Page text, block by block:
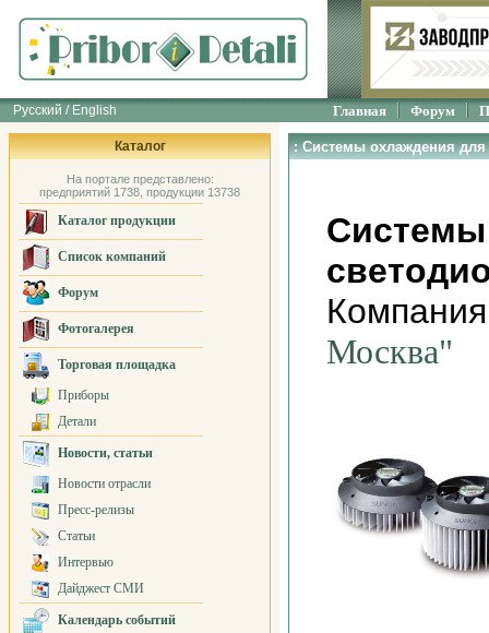
Русский / English Главная Форум
Каталог
На портале представлено:
предприятий 1738, продукции 13738
Каталог продукции
Список компаний
Форум
Фотогалерея
Торговая площадка
Приборы
Детали
Новости, статьи
Новости отрасли
Пресс-релизы
Статьи
Интервью
Дайджест СМИ
Календарь событий
: Системы охлаждения для
Москва"